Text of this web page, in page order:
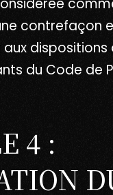
contrefaçon
dispositions
du Code de
4 :